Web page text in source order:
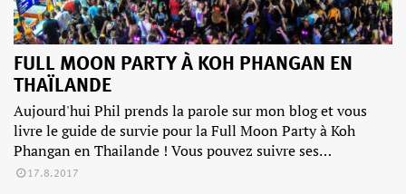
FULL MOON PARTY À KOH PHANGAN EN
THAÏLANDE
Aujourd'hui Phil prends la parole sur mon blog et vous
livre le guide de survie pour la Full Moon Party à Koh
Phangan en Thailande ! Vous pouvez suivre ses…
17.8.2017